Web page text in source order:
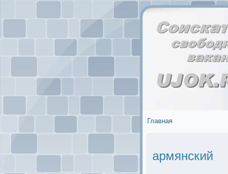
Главная
армянский